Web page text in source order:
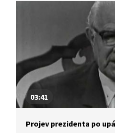
03:41
Projev prezidenta po